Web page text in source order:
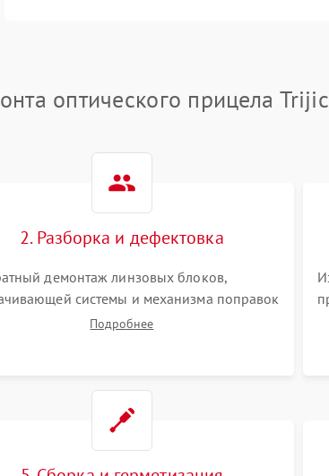
оптического прицела
2. Разборка и дефектовка
демонтаж линзовых блоков,
системы и механизма поправок
Осмотр внутренних резьбовых
Подробнее